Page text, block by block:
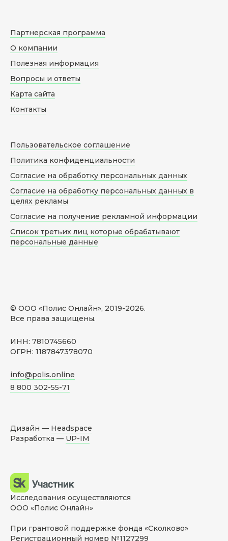
© ООО «Полис Онлайн», 2019-2026.
Все права защищены.
ИНН: 7810745660
ОГРН: 1187847378070
info@polis.online
8 800 302-55-71
Партнерская программа
О компании
Полезная информация
Вопросы и ответы
Карта сайта
Контакты
Пользовательское соглашение
Политика конфиденциальности
Согласие на обработку персональных данных
Согласие на обработку персональных данных в
целях рекламы
Согласие на получение рекламной информации
Список третьих лиц которые обрабатывают
персональные данные
Дизайн — Headspace
Разработка — UP-IM
Исследования осуществляются
ООО «Полис Онлайн»
При грантовой поддержке фонда «Сколково»
Регистрационный номер №1127299